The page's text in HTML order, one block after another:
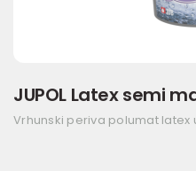
JUPOL Latex semi
Vrhunski periva polumat latex